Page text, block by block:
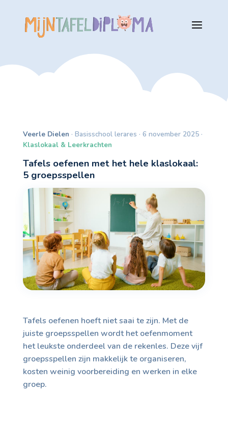
Veerle Dielen · Basisschool lerares · 6 november 2025 ·
Klaslokaal & Leerkrachten
Tafels oefenen met het hele klaslokaal:
5 groepsspellen
Tafels oefenen hoeft niet saai te zijn. Met de
juiste groepsspellen wordt het oefenmoment
het leukste onderdeel van de rekenles. Deze vijf
groepsspellen zijn makkelijk te organiseren,
kosten weinig voorbereiding en werken in elke
groep.